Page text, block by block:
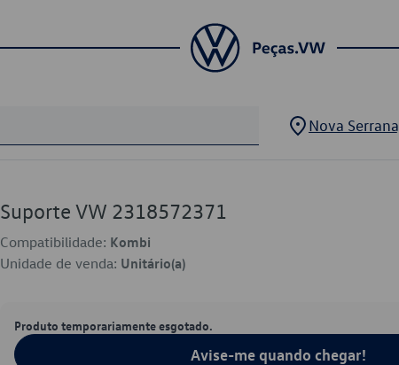
Nova Serrana
Suporte VW 2318572371
Compatibilidade: Kombi
Unidade de venda: Unitário(a)
Produto temporariamente esgotado.
Avise-me quando chegar!